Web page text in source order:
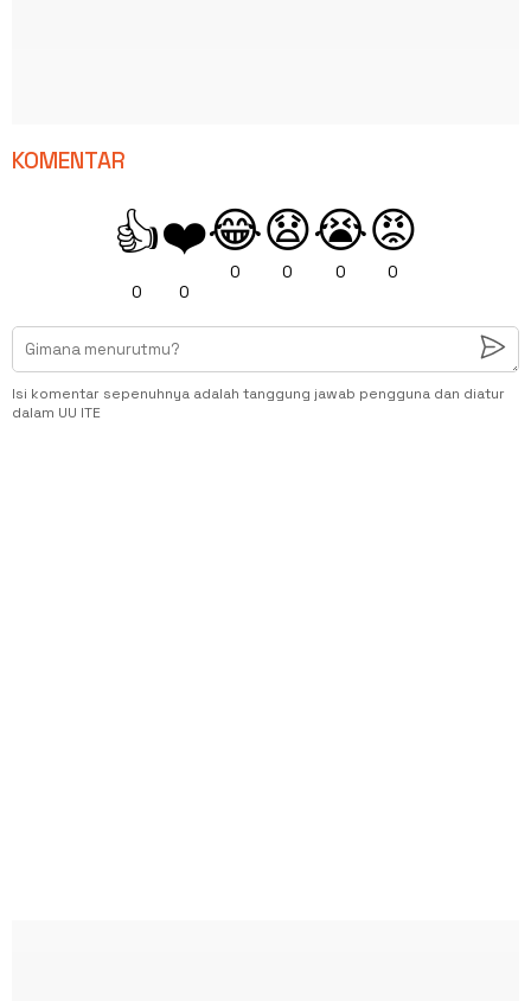
KOMENTAR
👍
0
❤️
0
😂
0
😧
0
😭
0
😡
0
Isi komentar sepenuhnya adalah tanggung jawab pengguna dan diatur
dalam UU ITE